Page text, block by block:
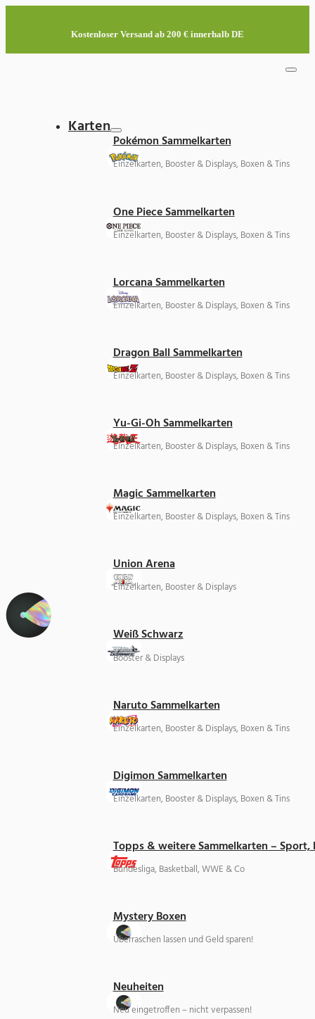
Kostenloser Versand ab 200 € innerhalb DE
Karten
Pokémon Sammelkarten
Einzelkarten, Booster & Displays, Boxen & Tins
One Piece Sammelkarten
Einzelkarten, Booster & Displays, Boxen & Tins
Lorcana Sammelkarten
Einzelkarten, Booster & Displays, Boxen & Tins
Dragon Ball Sammelkarten
Einzelkarten, Booster & Displays, Boxen & Tins
Yu-Gi-Oh Sammelkarten
Einzelkarten, Booster & Displays, Boxen & Tins
Magic Sammelkarten
Einzelkarten, Booster & Displays, Boxen & Tins
Union Arena
Einzelkarten, Booster & Displays
Weiß Schwarz
Booster & Displays
Naruto Sammelkarten
Einzelkarten, Booster & Displays, Boxen & Tins
Digimon Sammelkarten
Einzelkarten, Booster & Displays, Boxen & Tins
Topps & weitere Sammelkarten –
Bundesliga, Basketball, WWE & Co
Mystery Boxen
Überraschen lassen und Geld sparen!
Neuheiten
Neu eingetroffen – nicht verpassen!